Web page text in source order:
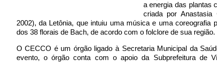
a energia das plantas
criada por Anastasia
2002), da Letônia, que intuiu uma música e uma coreografia
dos 38 florais de Bach, de acordo com o folclore de sua região.
O CECCO é um órgão ligado à Secretaria Municipal da
evento, o órgão conta com o apoio da Subprefeitura de